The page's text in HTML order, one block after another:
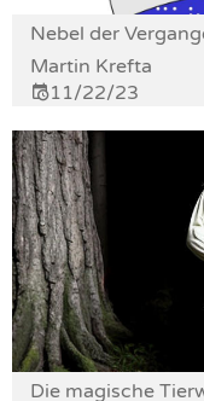
Nebel der
Martin Krefta
11/22/23
Die magische